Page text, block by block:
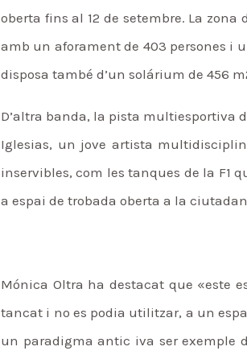
oberta fins al 12 de setembre. La
amb un aforament de 403 persones i
disposa també d’un solárium de 456
D’altra banda, la pista multiesportiva
Iglesias, un jove artista
inservibles, com les tanques de la F1
a espai de trobada oberta a la
Mónica Oltra ha destacat que «este
tancat i no es podia utilitzar, a un
un paradigma antic iva ser exemple